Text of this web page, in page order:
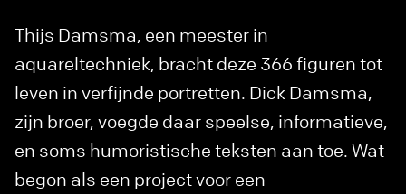
Thijs Damsma, een meester in
aquareltechniek, bracht deze 366 figuren tot
leven in verfijnde portretten. Dick Damsma,
zijn broer, voegde daar speelse, informatieve,
en soms humoristische teksten aan toe. Wat
begon als een project voor een